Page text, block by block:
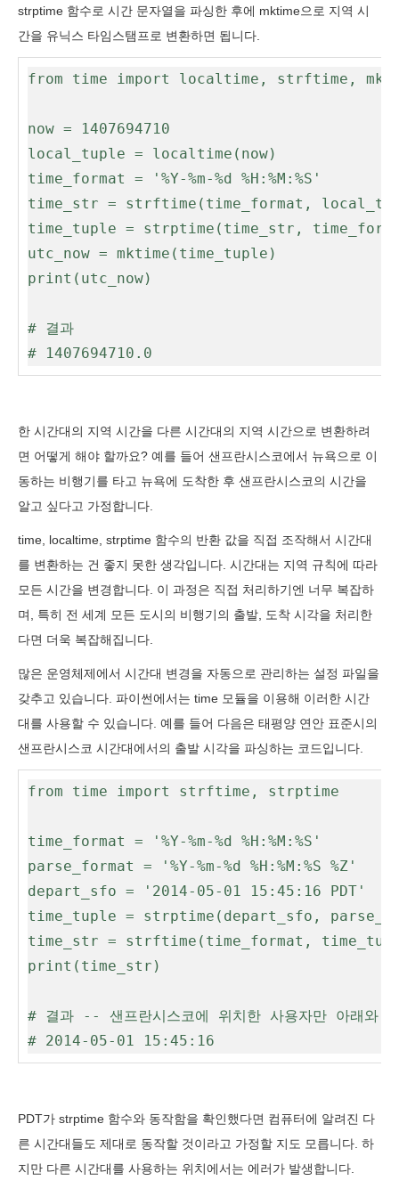
strptime 함수로 시간 문자열을 파싱한 후에 mktime으로 지역 시
간을 유닉스 타임스탬프로 변환하면 됩니다.
from time import localtime, strftime,
now = 1407694710
local_tuple = localtime(now)
time_format = '%Y-%m-%d %H:%M:%S'
time_str = strftime(time_format,
time_tuple = strptime(time_str,
utc_now = mktime(time_tuple)
print(utc_now)
# 결과
# 1407694710.0
한 시간대의 지역 시간을 다른 시간대의 지역 시간으로 변환하려
면 어떻게 해야 할까요? 예를 들어 샌프란시스코에서 뉴욕으로 이
동하는 비행기를 타고 뉴욕에 도착한 후 샌프란시스코의 시간을
알고 싶다고 가정합니다.
time, localtime, strptime 함수의 반환 값을 직접 조작해서 시간대
를 변환하는 건 좋지 못한 생각입니다. 시간대는 지역 규칙에 따라
모든 시간을 변경합니다. 이 과정은 직접 처리하기엔 너무 복잡하
며, 특히 전 세계 모든 도시의 비행기의 출발, 도착 시각을 처리한
다면 더욱 복잡해집니다.
많은 운영체제에서 시간대 변경을 자동으로 관리하는 설정 파일을
갖추고 있습니다. 파이썬에서는 time 모듈을 이용해 이러한 시간
대를 사용할 수 있습니다. 예를 들어 다음은 태평양 연안 표준시의
샌프란시스코 시간대에서의 출발 시각을 파싱하는 코드입니다.
from time import strftime, strptime
time_format = '%Y-%m-%d %H:%M:%S'
parse_format = '%Y-%m-%d %H:%M:%S %Z'
depart_sfo = '2014-05-01 15:45:16 PDT'
time_tuple = strptime(depart_sfo,
time_str = strftime(time_format,
print(time_str)
# 결과 -- 샌프란시스코에 위치한 사용자만 아래와
# 2014-05-01 15:45:16
PDT가 strptime 함수와 동작함을 확인했다면 컴퓨터에 알려진 다
른 시간대들도 제대로 동작할 것이라고 가정할 지도 모릅니다. 하
지만 다른 시간대를 사용하는 위치에서는 에러가 발생합니다.